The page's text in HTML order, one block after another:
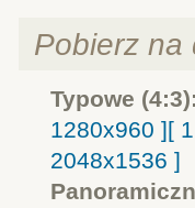
Pobierz na
Typowe
1280x960 ][
2048x1536 ]